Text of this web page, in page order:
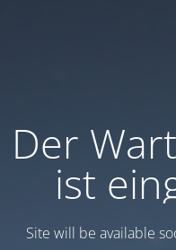
Der
ist
Site will be available